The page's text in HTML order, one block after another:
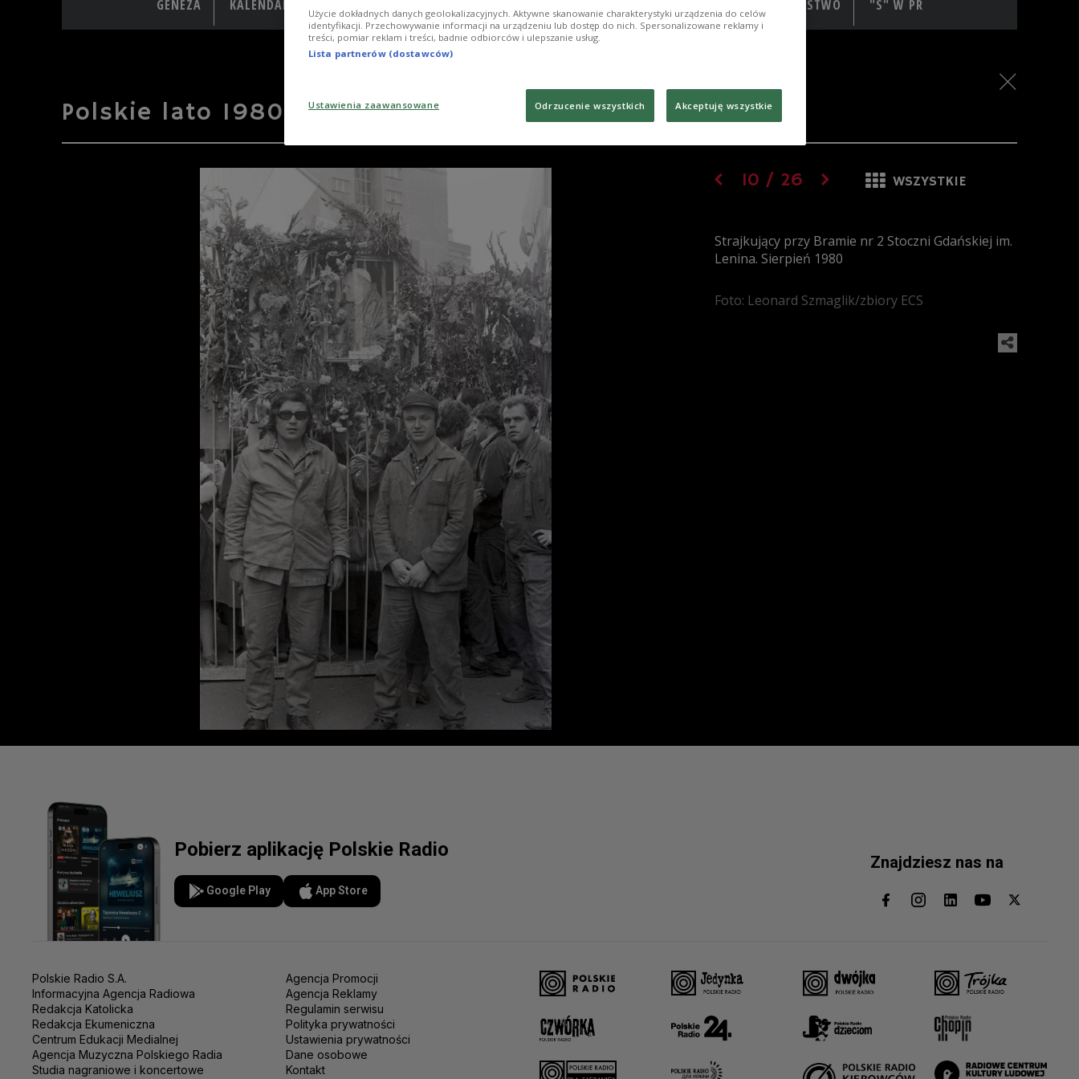
GENEZA KALENDARIUM SPOŁECZEŃSTWO "S" W PR
Polskie lato 1980
10 / 26 WSZYSTKIE
Strajkujący przy Bramie nr 2 Stoczni Gdańskiej im.
Lenina. Sierpień 1980
Foto: Leonard Szmaglik/zbiory ECS
Pobierz aplikację Polskie Radio
Google Play App Store
Znajdziesz nas na
Polskie Radio S.A.
Informacyjna Agencja Radiowa
Redakcja Katolicka
Redakcja Ekumeniczna
Centrum Edukacji Medialnej
Agencja Muzyczna Polskiego Radia
Studia nagraniowe i koncertowe
Agencja Promocji
Agencja Reklamy
Regulamin serwisu
Polityka prywatności
Ustawienia prywatności
Dane osobowe
Kontakt
Użycie dokładnych danych geolokalizacyjnych. Aktywne skanowanie charakterystyki urządzenia do celów
identyfikacji. Przechowywanie informacji na urządzeniu lub dostęp do nich. Spersonalizowane reklamy i
treści, pomiar reklam i treści, badnie odbiorców i ulepszanie usług.
Lista partnerów (dostawców)
Ustawienia zaawansowane Odrzucenie wszystkich Akceptuję wszystkie